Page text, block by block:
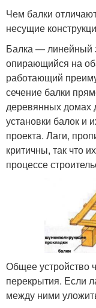
Чем балки
несущие
Балка — линейный
опирающийся на
работающий
сечение балки
деревянных домах
установки балок и
проекта. Лаги,
критичны, так что
процессе
Общее устройство
перекрытия. Если
между ними